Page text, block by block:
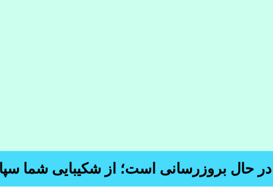
در حال بروزرسانی است؛ از شکیبایی شما